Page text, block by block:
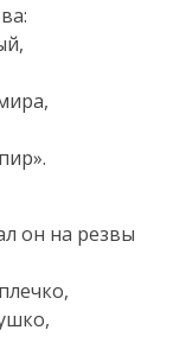
он на резвы